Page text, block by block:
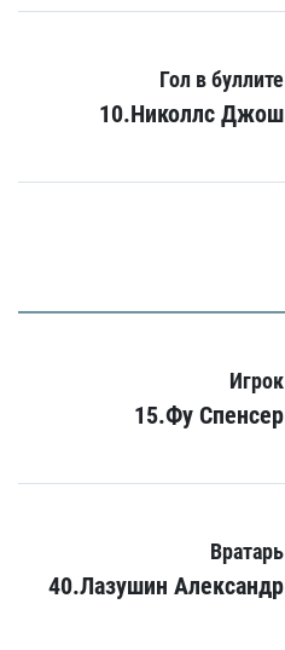
Гол в буллите
10.Николлс Джош
Игрок
15.Фу Спенсер
Вратарь
40.Лазушин Александр